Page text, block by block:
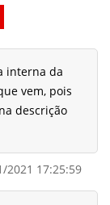
interna da
vem, pois
descrição
2021 17:25:59